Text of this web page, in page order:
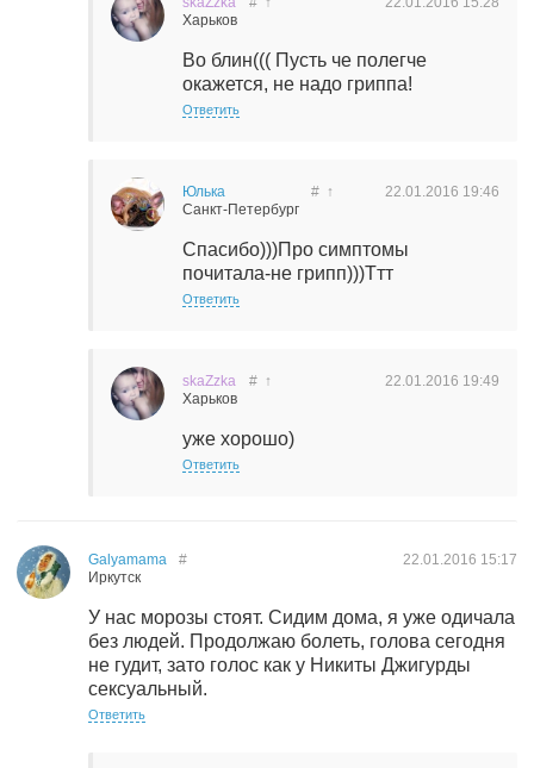
Харьков
Во блин((( Пусть че полегче
окажется, не надо гриппа!
Ответить
Юлька
Санкт-Петербург
22.01.2016 19:46
# ↑
Спасибо)))Про симптомы
почитала-не грипп)))Ттт
Ответить
skaZzka
Харьков
22.01.2016 19:49
# ↑
уже хорошо)
Ответить
Galyamama
Иркутск
22.01.2016 15:17
#
У нас морозы стоят. Сидим дома, я уже одичала
без людей. Продолжаю болеть, голова сегодня
не гудит, зато голос как у Никиты Джигурды
сексуальный.
Ответить